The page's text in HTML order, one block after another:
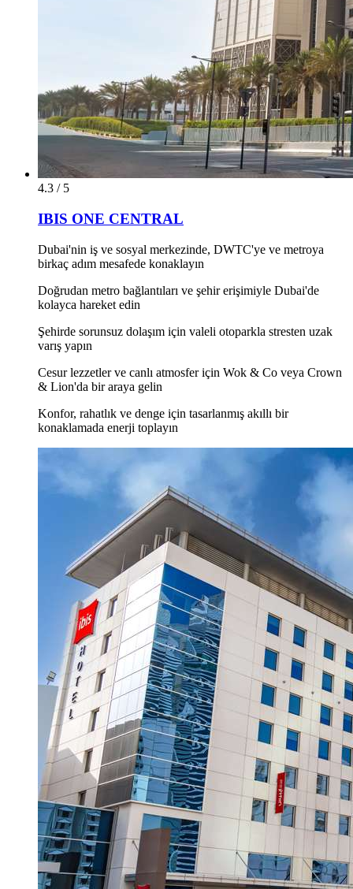
4.3 / 5
IBIS ONE CENTRAL
Dubai'nin iş ve sosyal merkezinde, DWTC'ye ve metroya
birkaç adım mesafede konaklayın
Doğrudan metro bağlantıları ve şehir erişimiyle Dubai'de
kolayca hareket edin
Şehirde sorunsuz dolaşım için valeli otoparkla stresten uzak
varış yapın
Cesur lezzetler ve canlı atmosfer için Wok & Co veya Crown
& Lion'da bir araya gelin
Konfor, rahatlık ve denge için tasarlanmış akıllı bir
konaklamada enerji toplayın